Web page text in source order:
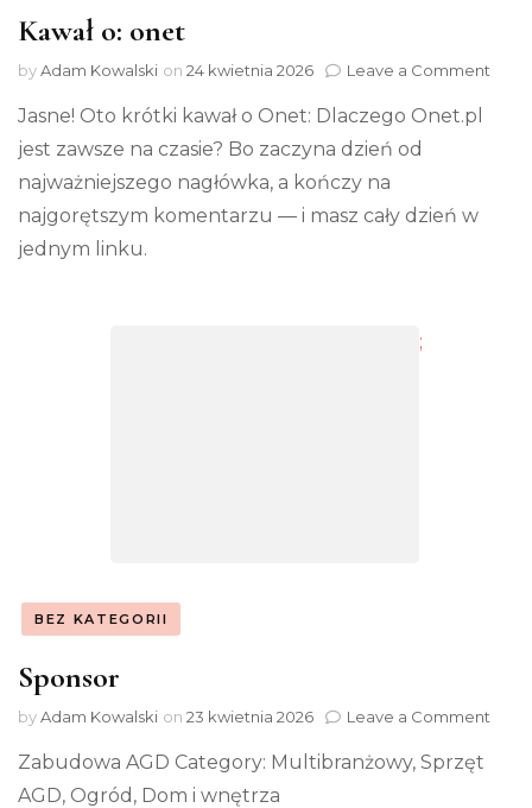
Kawał o: onet
byAdam Kowalski on 24 kwietnia 2026 Leave a Comment
Jasne! Oto krótki kawał o Onet: Dlaczego Onet.pl
jest zawsze na czasie? Bo zaczyna dzień od
najważniejszego nagłówka, a kończy na
najgorętszym komentarzu — i masz cały dzień w
jednym linku.
;
BEZ KATEGORII
Sponsor
byAdam Kowalski on 23 kwietnia 2026 Leave a Comment
Zabudowa AGD Category: Multibranżowy, Sprzęt
AGD, Ogród, Dom i wnętrza